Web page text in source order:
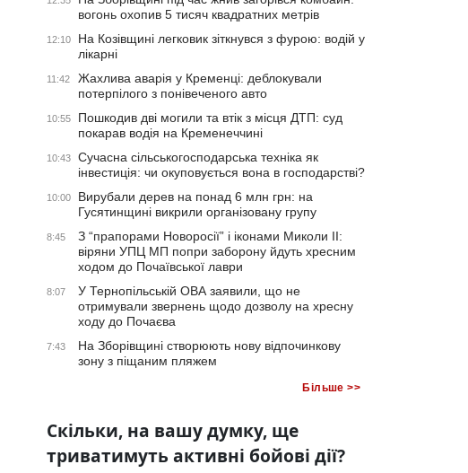
вогонь охопив 5 тисяч квадратних метрів
12:10
На Козівщині легковик зіткнувся з фурою: водій у
лікарні
11:42
Жахлива аварія у Кременці: деблокували
потерпілого з понівеченого авто
10:55
Пошкодив дві могили та втік з місця ДТП: суд
покарав водія на Кременеччині
10:43
Сучасна сільськогосподарська техніка як
інвестиція: чи окуповується вона в господарстві?
10:00
Вирубали дерев на понад 6 млн грн: на
Гусятинщині викрили організовану групу
8:45
З “прапорами Новоросії” і іконами Миколи ІІ:
віряни УПЦ МП попри заборону йдуть хресним
ходом до Почаївської лаври
8:07
У Тернопільській ОВА заявили, що не
отримували звернень щодо дозволу на хресну
ходу до Почаєва
7:43
На Зборівщині створюють нову відпочинкову
зону з піщаним пляжем
Більше >>
Скільки, на вашу думку, ще
триватимуть активні бойові дії?